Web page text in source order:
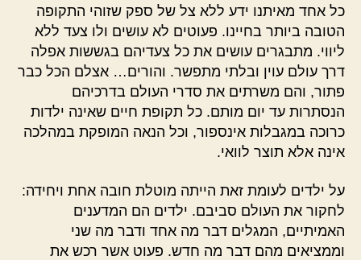
כל אחד מאיתנו ידע ללא צל של ספק שזוהי התקופה
הטובה ביותר בחיינו. פעוטים לא עושים ולו צעד ללא
ליווי. מתבגרים עושים את כל צעדיהם בגששות אפלה
דרך עולם עוין ובלתי מתפשר. והורים… אצלם הכל כבר
פתור, והם משרתים את סדרי העולם בדרכיהם
הנסתרות עד יום מותם. כל תקופת חיים שאינה ילדות
כרוכה במגבלות אינספור, וכל הנאה המופקת במהלכה
אינה אלא תוצר לוואי.
על ילדים לעומת זאת הייתה מוטלת חובה אחת ויחידה:
לחקור את העולם סביבם. ילדים הם המדענים
האמיתיים, המגלים דבר מה אחד ודבר מה שני
וממציאים מהם דבר מה חדש. פעוט אשר רכש את